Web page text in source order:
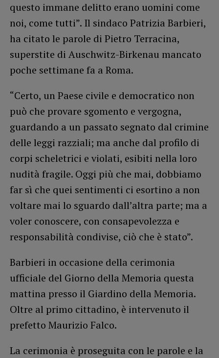
questo immane delitto erano uomini come
noi, come tutti”. Il sindaco Patrizia Barbieri,
ha citato le parole di Pietro Terracina,
superstite di Auschwitz-Birkenau mancato
poche settimane fa a Roma.
“Certo, un Paese civile e democratico non
può che provare sgomento e vergogna,
guardando a un passato segnato dal crimine
delle leggi razziali; ma anche dal profilo di
corpi scheletrici e violati, esibiti nella loro
nudità fragile. Oggi più che mai, dobbiamo
far sì che quei sentimenti ci esortino a non
voltare mai lo sguardo dall’altra parte; ma a
voler conoscere, con consapevolezza e
responsabilità condivise, ciò che è stato”.
Barbieri in occasione della cerimonia
ufficiale del Giorno della Memoria questa
mattina presso il Giardino della Memoria.
Oltre al primo cittadino, è intervenuto il
prefetto Maurizio Falco.
La cerimonia è proseguita con le parole e la